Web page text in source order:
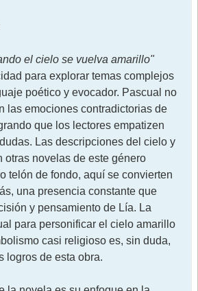
el cielo se vuelva amarillo"
para explorar temas complejos
poético y evocador. Pascual no
las emociones contradictorias de
que los lectores empatizen
Las descripciones del cielo y
otras novelas de este género
telón de fondo, aquí se convierten
una presencia constante que
y pensamiento de Lía. La
para personificar el cielo amarillo
casi religioso es, sin duda,
logros de esta obra.